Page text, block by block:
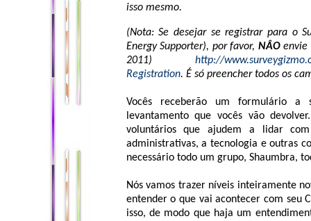
isso mesmo.
(Nota: Se desejar se registrar para o
Energy Supporter), por favor, NÂOenvie
2011) http://
Registration. É só preencher todos os
Vocês receberão um formulário a
levantamento que vocês vão
voluntários que ajudem a lidar
administrativas, a tecnologia e outras
necessário todo um grupo, Shaumbra,
Nós vamos trazer níveis inteiramente
entender o que vai acontecer com seu
isso, de modo que haja um